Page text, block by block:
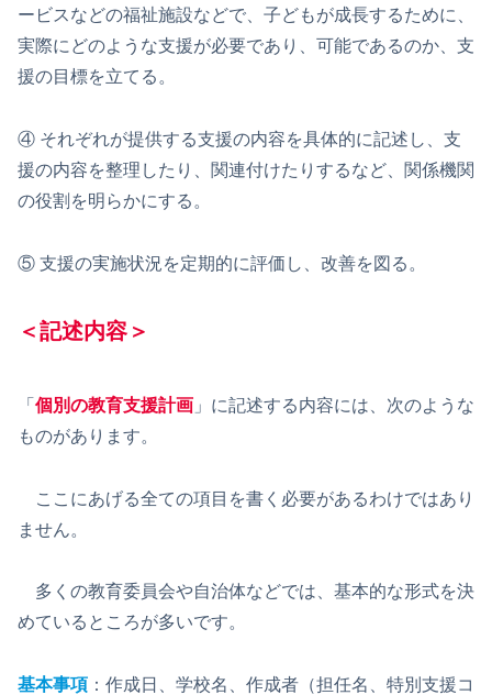
ービスなどの福祉施設などで、子どもが成長するために、
実際にどのような支援が必要であり、可能であるのか、支
援の目標を立てる。
④ それぞれが提供する支援の内容を具体的に記述し、支
援の内容を整理したり、関連付けたりするなど、関係機関
の役割を明らかにする。
⑤ 支援の実施状況を定期的に評価し、改善を図る。
＜記述内容＞
「 個別の教育支援計画 」に記述する内容には、次のような
ものがあります。
ここにあげる全ての項目を書く必要があるわけではあり
ません。
多くの教育委員会や自治体などでは、基本的な形式を決
めているところが多いです。
基本事項 ：作成日、学校名、作成者（担任名、特別支援コ